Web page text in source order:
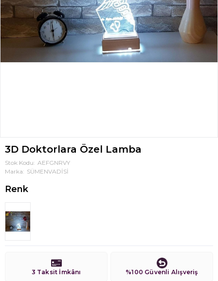
3D Doktorlara Özel Lamba
Stok Kodu AEFGNRVY
Marka
SÜMENVADİSİ
Renk
3 Taksit İmkânı %100 Güvenli Alışveriş